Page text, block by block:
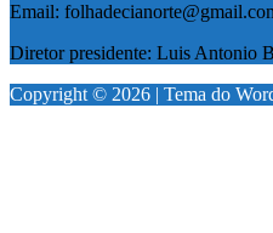
Email:
Diretor presidente: Luis Antonio
Copyright © 2026 | Tema do